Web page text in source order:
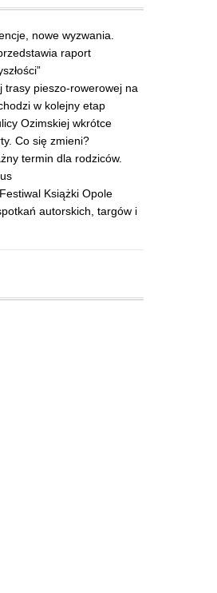
nowe wyzwania.
raport
trasy pieszo‑rowerowej na
w kolejny etap
Ozimskiej wkrótce
Co się zmieni?
termin dla rodziców.
Książki Opole
autorskich, targów i